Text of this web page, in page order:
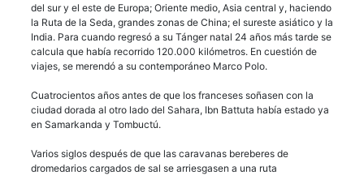
del sur y el este de Europa; Oriente medio, Asia central y, haciendo
la Ruta de la Seda, grandes zonas de China; el sureste asiático y la
India. Para cuando regresó a su Tánger natal 24 años más tarde se
calcula que había recorrido 120.000 kilómetros. En cuestión de
viajes, se merendó a su contemporáneo Marco Polo.
Cuatrocientos años antes de que los franceses soñasen con la
ciudad dorada al otro lado del Sahara, Ibn Battuta había estado ya
en Samarkanda y Tombuctú.
Varios siglos después de que las caravanas bereberes de
dromedarios cargados de sal se arriesgasen a una ruta